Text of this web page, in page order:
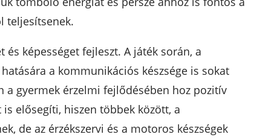
teljesítsenek.
és képességet fejleszt. A játék során, a
a kommunikációs készsége is sokat
a gyermek érzelmi fejlődésében hoz pozitív
elősegíti, hiszen többek között, a
de az érzékszervi és a motoros készségek